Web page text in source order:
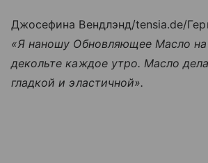
Джосефина Вендлэнд/tensia.de/
«Я наношу Обновляющее Масло
декольте каждое утро. Масло
гладкой и эластичной».